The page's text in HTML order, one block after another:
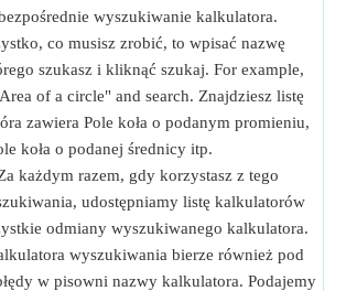
wyszukiwanie kalkulatora.
co musisz zrobić, to wpisać nazwę
szukasz i kliknąć szukaj. For example,
of a circle" and search. Znajdziesz listę
zawiera Pole koła o podanym promieniu,
koła o podanej średnicy itp.
każdym razem, gdy korzystasz z tego
udostępniamy listę kalkulatorów
odmiany wyszukiwanego kalkulatora.
wyszukiwania bierze również pod
w pisowni nazwy kalkulatora. Podajemy